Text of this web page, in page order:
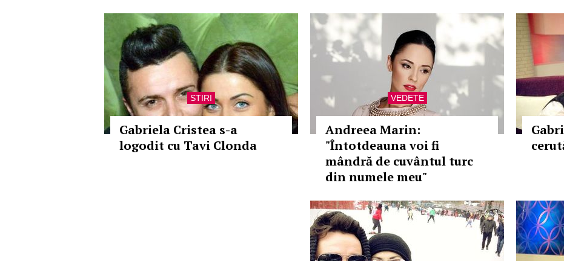
STIRI
Gabriela Cristea s-a
logodit cu Tavi Clonda
VEDETE
Andreea Marin:
"Întotdeauna voi fi
mândră de cuvântul turc
din numele meu"